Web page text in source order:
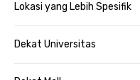
Lokasi yang Lebih Spesifik
Dekat Universitas